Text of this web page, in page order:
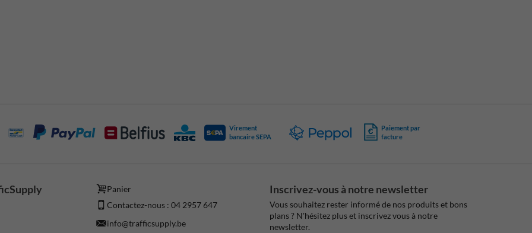
Virement
bancaire SEPA
Paiement par
facture
Panier
Contactez-nous : 04 2957 647
info@trafficsupply.be
Inscrivez-vous à notre newsletter
Vous souhaitez rester informé de nos produits et bons
plans ? N'hésitez plus et inscrivez vous à notre
newsletter.